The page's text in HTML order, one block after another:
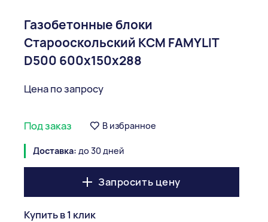
Газобетонные блоки
Старооскольский КСМ FAMYLIT
D500 600x150x288
Цена по запросу
Под заказ В избранное
Доставка: до 30 дней
Запросить цену
Купить в 1 клик